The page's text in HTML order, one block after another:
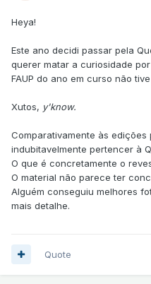
Heya!
Este ano decidi passar pela
querer matar a curiosidade
FAUP do ano em curso não
Xutos, y'know.
Comparativamente às
indubitavelmente pertencer à
O que é concretamente o
O material não parece ter
Alguém conseguiu melhores
mais detalhe.
Quote